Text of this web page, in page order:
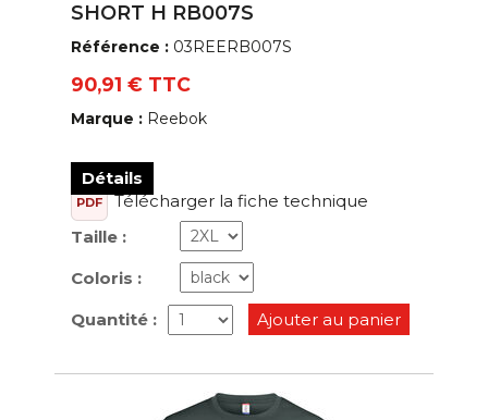
SHORT H RB007S
Référence : 03REERB007S
90,91 € TTC
Marque : Reebok
Détails
PDF
Télécharger la fiche technique
Taille :
Coloris :
Quantité : Ajouter au panier